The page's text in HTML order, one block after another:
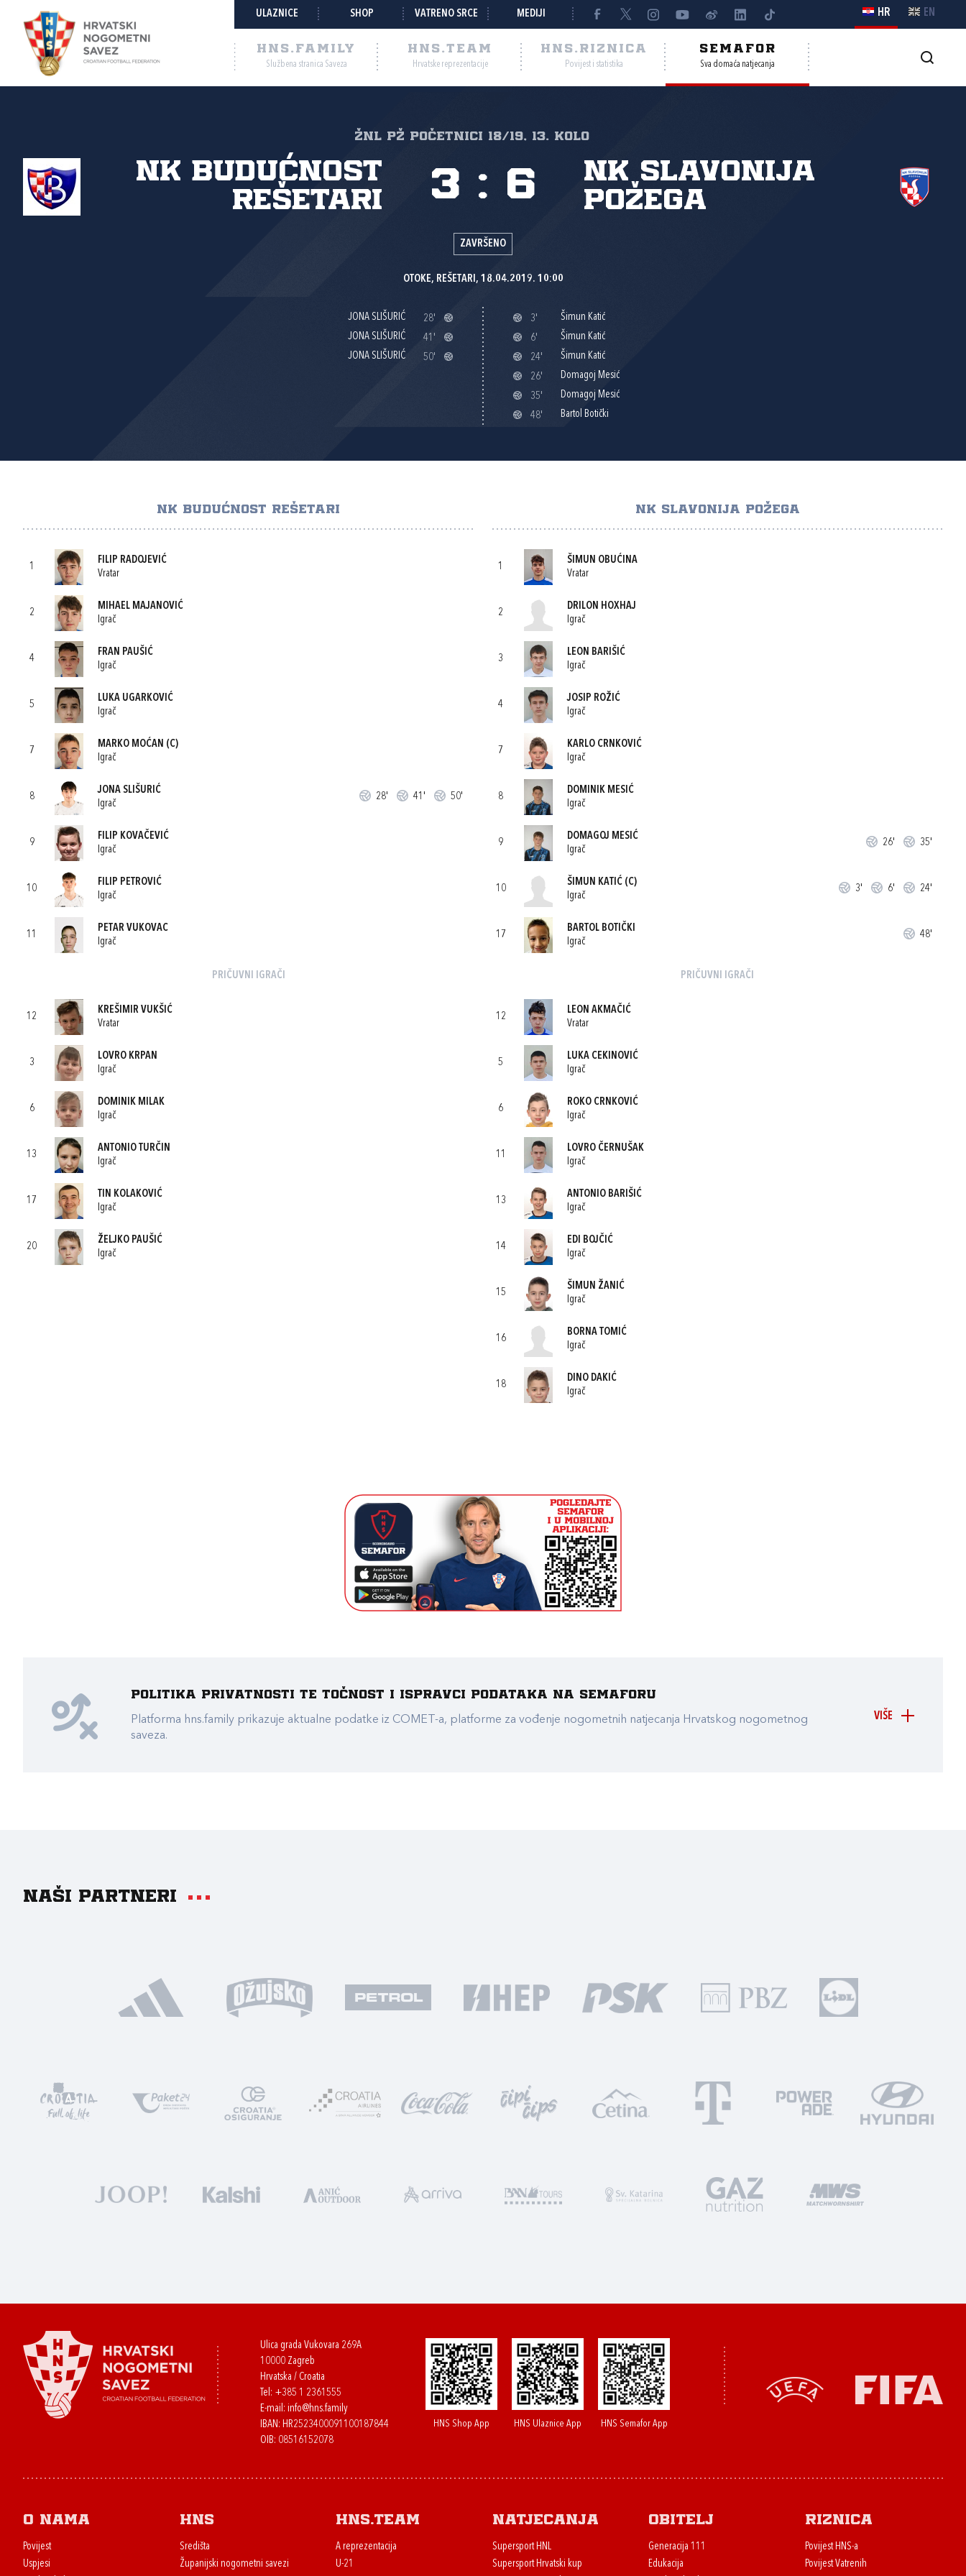
ULAZNICE SHOP VATRENO SRCE MEDIJI HR EN
HNS.FAMILY
Službena stranica Saveza
HNS.TEAM
Hrvatske reprezentacije
HNS.RIZNICA
Povijest i statistika
SEMAFOR
Sva domaća natjecanja
ŽNL PŽ početnici 18/19, 13. kolo
NK Budućnost
Rešetari
NK Slavonija
Požega
3 : 6
ZAVRŠENO
OTOKE, REŠETARI, 18.04.2019. 10:00
JONA SLIŠURIĆ
28'
JONA SLIŠURIĆ
41'
JONA SLIŠURIĆ
50'
3'
Šimun Katić
6'
Šimun Katić
24'
Šimun Katić
26'
Domagoj Mesić
35'
Domagoj Mesić
48'
Bartol Botički
NK BUDUĆNOST REŠETARI
1
FILIP RADOJEVIĆ
Vratar
2
MIHAEL MAJANOVIĆ
Igrač
4
FRAN PAUŠIĆ
Igrač
5
LUKA UGARKOVIĆ
Igrač
7
MARKO MOĆAN (C)
Igrač
8
JONA SLIŠURIĆ
Igrač
28' 41' 50'
9
FILIP KOVAČEVIĆ
Igrač
10
FILIP PETROVIĆ
Igrač
11
PETAR VUKOVAC
Igrač
PRIČUVNI IGRAČI
12
KREŠIMIR VUKŠIĆ
Vratar
3
LOVRO KRPAN
Igrač
6
DOMINIK MILAK
Igrač
13
ANTONIO TURČIN
Igrač
17
TIN KOLAKOVIĆ
Igrač
20
ŽELJKO PAUŠIĆ
Igrač
NK SLAVONIJA POŽEGA
1
ŠIMUN OBUĆINA
Vratar
2
DRILON HOXHAJ
Igrač
3
LEON BARIŠIĆ
Igrač
4
JOSIP ROŽIĆ
Igrač
7
KARLO CRNKOVIĆ
Igrač
8
DOMINIK MESIĆ
Igrač
9
DOMAGOJ MESIĆ
Igrač
26' 35'
10
ŠIMUN KATIĆ(C)
Igrač
3' 6' 24'
17
BARTOL BOTIČKI
Igrač
48'
PRIČUVNI IGRAČI
12
LEON AKMAČIĆ
Vratar
5
LUKA CEKINOVIĆ
Igrač
6
ROKO CRNKOVIĆ
Igrač
11
LOVRO ČERNUŠAK
Igrač
13
ANTONIO BARIŠIĆ
Igrač
14
EDI BOJČIĆ
Igrač
15
ŠIMUN ŽANIĆ
Igrač
16
BORNA TOMIĆ
Igrač
18
DINO DAKIĆ
Igrač
VIŠE
Politika privatnosti te točnost i ispravci podataka na Semaforu
Platforma hns.family prikazuje aktualne podatke iz COMET-a, platforme za vođenje nogometnih natjecanja Hrvatskog nogometnog
saveza.
Naši partneri
Ulica grada Vukovara 269A
10000 Zagreb
Hrvatska / Croatia
Tel: +385 1 2361555
E-mail: info@hns.family
IBAN: HR2523400091100187844
OIB: 08516152078
HNS Shop App HNS Ulaznice App HNS Semafor App
O nama
Povijest
Uspjesi
HNS
Središta
Županijski nogometni savezi
HNS.team
A reprezentacija
U-21
Natjecanja
Supersport HNL
Supersport Hrvatski kup
Obitelj
Generacija 111
Edukacija
Riznica
Povijest HNS-a
Povijest Vatrenih